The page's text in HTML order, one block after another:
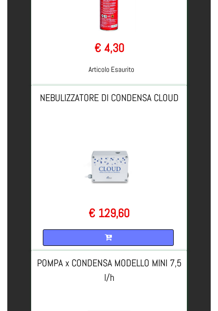
€ 4,30
Articolo Esaurito
NEBULIZZATORE DI CONDENSA CLOUD
€ 129,60
POMPA x CONDENSA MODELLO MINI 7,5
l/h